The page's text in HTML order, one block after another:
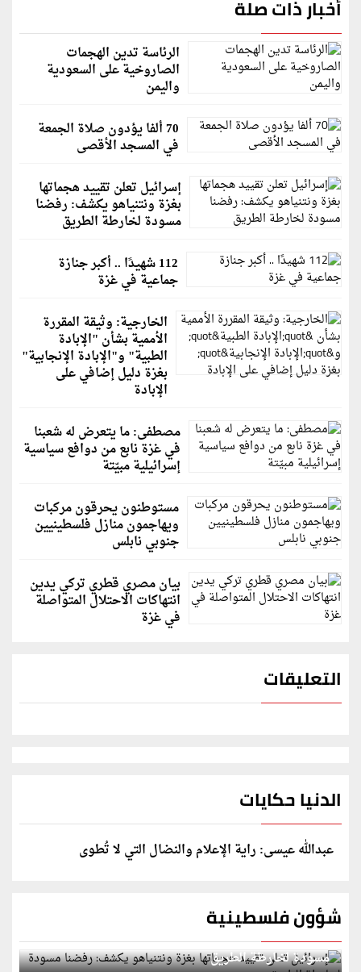
أخبار ذات صلة
الرئاسة تدين الهجمات
الصاروخية على السعودية
واليمن
70 ألفا يؤدون صلاة الجمعة
في المسجد الأقصى
إسرائيل تعلن تقييد هجماتها
بغزة ونتنياهو يكشف: رفضنا
مسودة لخارطة الطريق
112 شهيدًا .. أكبر جنازة
جماعية في غزة
الخارجية: وثيقة المقررة
الأممية بشأن "الإبادة
الطبية" و"الإبادة الإنجابية"
بغزة دليل إضافي على
الإبادة
مصطفى: ما يتعرض له شعبنا
في غزة نابع من دوافع سياسية
إسرائيلية مبيّتة
مستوطنون يحرقون مركبات
ويهاجمون منازل فلسطينيين
جنوبي نابلس
بيان مصري قطري تركي يدين
انتهاكات الاحتلال المتواصلة
في غزة
التعليقات
الدنيا حكايات
عبدالله عيسى: راية الإعلام والنضال التي لا تُطوى
شؤون فلسطينية
إسرائيل تعلن تقييد هجماتها بغزة ونتنياهو يكشف: رفضنا
مسودة لخارطة الطريق